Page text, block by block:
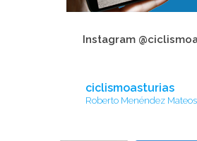
Instagram
ciclismoasturias
Roberto Menéndez Mateos